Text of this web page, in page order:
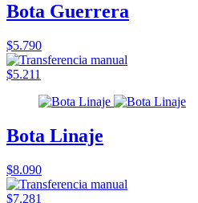
Bota Guerrera
$5.790
$5.211
Bota Linaje
$8.090
$7.281